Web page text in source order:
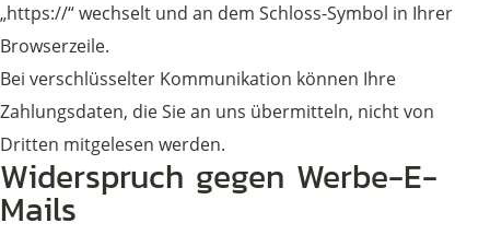
„https://“ wechselt und an dem Schloss-Symbol in Ihrer
Browserzeile.
Bei verschlüsselter Kommunikation können Ihre
Zahlungsdaten, die Sie an uns übermitteln, nicht von
Dritten mitgelesen werden.
Widerspruch gegen Werbe-E-
Mails